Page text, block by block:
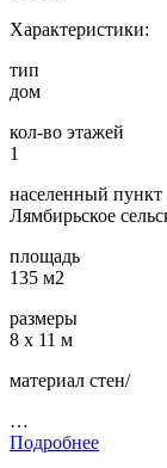
Характеристики:
тип
дом
кол-во этажей
1
населенный пункт
Лямбирьское
площадь
135 м2
размеры
8 х 11 м
материал стен/
…
Подробнее